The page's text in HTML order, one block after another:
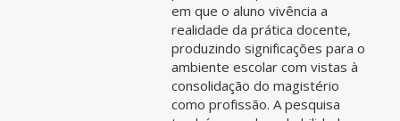
em que o aluno vivência a
realidade da prática docente,
produzindo significações para o
ambiente escolar com vistas à
consolidação do magistério
como profissão. A pesquisa